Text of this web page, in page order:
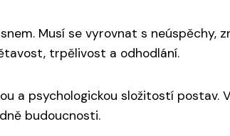
Musí se vyrovnat s neúspěchy,
trpělivost a odhodlání.
a psychologickou složitostí postav.
budoucnosti.